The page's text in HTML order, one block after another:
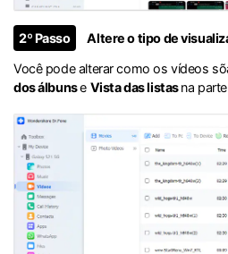
2º Passo
Altere o tipo de
Você pode alterar como os vídeos
dos álbunse Vista das listasna